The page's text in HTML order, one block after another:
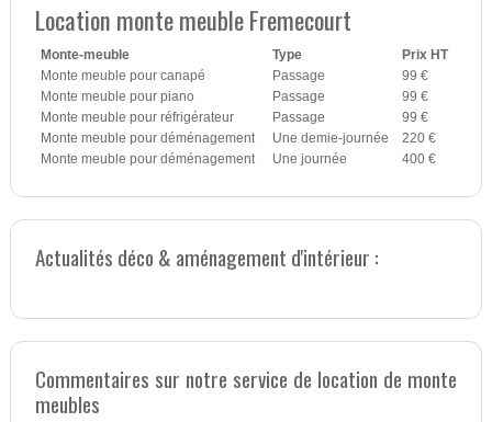
Location monte meuble Fremecourt
Monte-meuble Type
Prix HT
Monte meuble pour canapé
Passage
99 €
Monte meuble pour piano
Passage
99 €
Monte meuble pour réfrigérateur
Passage
99 €
Monte meuble pour déménagement
Une demie-journée
220 €
Monte meuble pour déménagement
Une journée 400 €
Actualités déco & aménagement d'intérieur :
Commentaires sur notre service de location de monte
meubles